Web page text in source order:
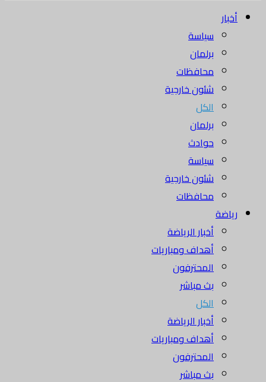
أخبار
سياسة
برلمان
محافظات
شئون خارجية
الكل
برلمان
حوادث
سياسة
شئون خارجية
محافظات
رياضة
أخبار الرياضة
أهداف ومباريات
المحترفون
بث مباشر
الكل
أخبار الرياضة
أهداف ومباريات
المحترفون
بث مباشر